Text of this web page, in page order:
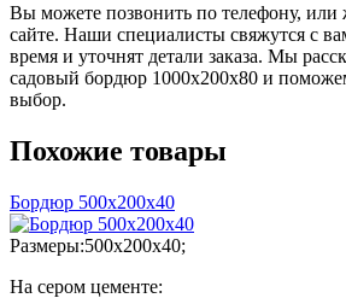
Вы можете позвонить по телефону, или
сайте. Наши специалисты свяжутся с
время и уточнят детали заказа. Мы
садовый бордюр 1000х200х80 и
выбор.
Похожие товары
Бордюр 500х200х40
Размеры:500х200х40;
На сером цементе: